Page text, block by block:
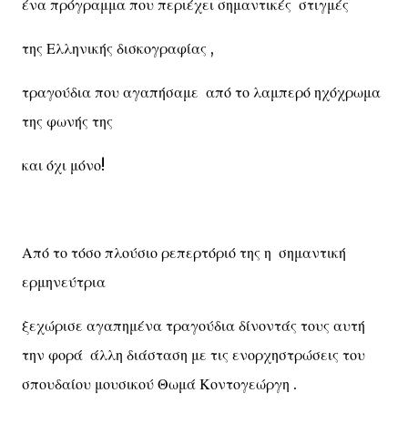
ένα πρόγραμμα που περιέχει σημαντικές στιγμές
της Ελληνικής δισκογραφίας ,
τραγούδια που αγαπήσαμε από το λαμπερό ηχόχρωμα
της φωνής της
και όχι μόνο!
Από το τόσο πλούσιο ρεπερτόριό της η σημαντική
ερμηνεύτρια
ξεχώρισε αγαπημένα τραγούδια δίνοντάς τους αυτή
την φορά άλλη διάσταση με τις ενορχηστρώσεις του
σπουδαίου μουσικού Θωμά Κοντογεώργη .